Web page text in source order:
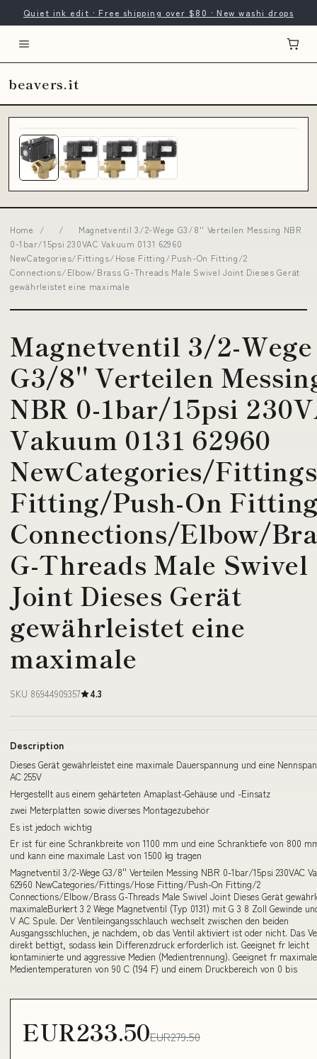
Quiet ink edit · Free shipping over $80 · New washi drops
beavers.it
Home / /
Magnetventil 3/2-Wege G3/8'' Verteilen Messing NBR
0-1bar/15psi 230VAC Vakuum 0131 62960
NewCategories/Fittings/Hose Fitting/Push-On Fitting/2
Connections/Elbow/Brass G-Threads Male Swivel Joint Dieses Gerät
gewährleistet eine maximale
Magnetventil 3/2-Wege
G3/8'' Verteilen
NBR 0-1bar/15psi
Vakuum 0131 62960
NewCategories/
Fitting/Push-On
Connections/Elbow/
G-Threads Male Swivel
Joint Dieses Gerät
gewährleistet eine
maximale
SKU 86944909357 4.3
Description
Dieses Gerät gewährleistet eine maximale Dauerspannung und eine
AC 255V
Hergestellt aus einem gehärteten Amaplast-Gehäuse und -Einsatz
zwei Meterplatten sowie diverses Montagezubehör
Es ist jedoch wichtig
Er ist für eine Schrankbreite von 1100 mm und eine Schranktiefe von 800
und kann eine maximale Last von 1500 kg tragen
Magnetventil 3/2-Wege G3/8'' Verteilen Messing NBR 0-1bar/15psi 230VAC
62960 NewCategories/Fittings/Hose Fitting/Push-On Fitting/2
Connections/Elbow/Brass G-Threads Male Swivel Joint Dieses Gerät
maximaleBurkert 3 2 Wege Magnetventil (Typ 0131) mit G 3 8 Zoll Gewinde
V AC Spule. Der Ventileingangsschlauch wechselt zwischen den beiden
Ausgangsschluchen, je nachdem, ob das Ventil aktiviert ist oder nicht. Das
direkt bettigt, sodass kein Differenzdruck erforderlich ist. Geeignet fr leicht
kontaminierte und aggressive Medien (Medientrennung). Geeignet fr maximale
Medientemperaturen von 90 C (194 F) und einem Druckbereich von 0 bis
EUR233.50EUR279.50